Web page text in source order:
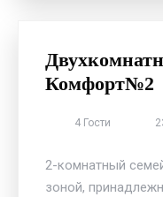
Комфорт№2
4 Гости
2-комнатный
зоной,